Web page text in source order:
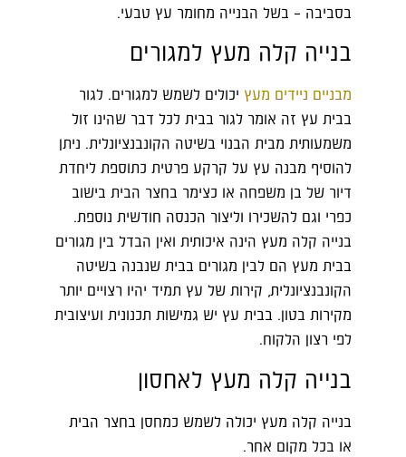
בסביבה – בשל הבנייה מחומר עץ טבעי.
בנייה קלה מעץ למגורים
מבניים ניידים מעץ יכולים לשמש למגורים. לגור
בבית עץ זה אומר לגור בבית לכל דבר שהינו זול
משמעותית מבית הבנוי בשיטה הקונבנציונלית. ניתן
להוסיף מבנה עץ על קרקע פרטית כתוספת ליחדת
דיור של בן משפחה או כצימר בחצר הבית בישוב
כפרי וגם להשכירו וליצור הכנסה חודשית נוספת.
בנייה קלה מעץ הינה איכותית ואין הבדל בין מגורים
בבית מעץ הם לבין מגורים בבית שנבנה בשיטה
הקונבנציונלית, קירות של עץ תמיד יהיו רצויים יותר
מקירות בטון. בבית עץ יש גמישות תכנונית ועיצובית
לפי רצון הלקוח.
בנייה קלה מעץ לאחסון
בנייה קלה מעץ יכולה לשמש כמחסן בחצר הבית
או בכל מקום אחר.